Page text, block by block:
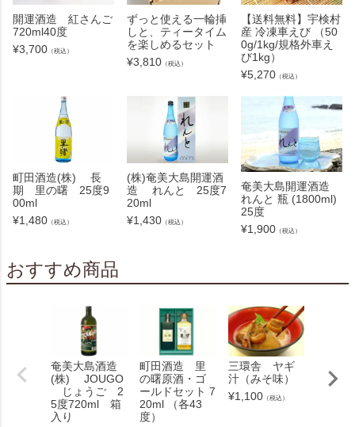
開運酒造 紅さんご
720ml40度
¥3,700 （税込）
ずっと使える一輪挿
しと、ティータイム
を楽しめるセット
¥3,810 （税込）
【送料無料】宇検村
産 冷凍車えび （50
0g/1kg/規格外車え
び1kg）
¥5,270 （税込）
町田酒造(株) 長
期 里の曙 25度9
00ml
¥1,480 （税込）
(株)奄美大島開運酒
造 れんと 25度7
20ml
¥1,430 （税込）
奄美大島開運酒造
れんと 瓶 (1800ml)
25度
¥1,900 （税込）
おすすめ商品
奄美大島酒造
(株) JOUGO
じょうご 2
5度720ml 箱
入り
町田酒造 里
の曙原酒・ゴ
ールドセット 7
20ml （各43
度）
三環舎 ヤギ
汁（みそ味）
¥1,100 （税込）
さん